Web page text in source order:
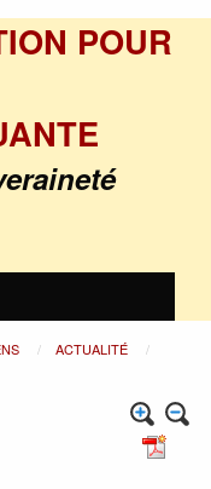
POUR
ACTUALITÉ